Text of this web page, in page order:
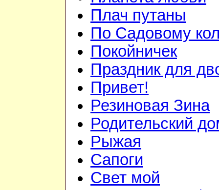
Плач путаны
По Садовому
Покойничек
Праздник для
Привет!
Резиновая Зина
Родительский
Рыжая
Сапоги
Свет мой